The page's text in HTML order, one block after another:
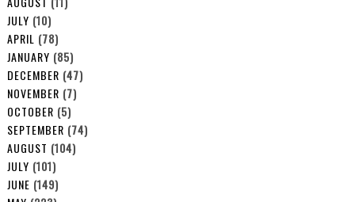
JULY (10)
APRIL (78)
JANUARY (85)
DECEMBER (47)
NOVEMBER (7)
OCTOBER (5)
SEPTEMBER (74)
AUGUST (104)
JULY (101)
JUNE (149)